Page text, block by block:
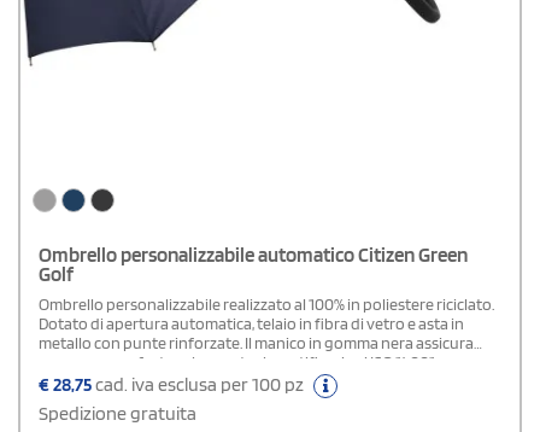
Ombrello personalizzabile automatico Citizen Green
Golf
Ombrello personalizzabile realizzato al 100% in poliestere riciclato.
Dotato di apertura automatica, telaio in fibra di vetro e asta in
metallo con punte rinforzate. Il manico in gomma nera assicura
una presa confortevole, mentre le certificazioni ISO 14001,
EcoVadis Platinum ed ETIKEKO® ne valorizzano l’impegno
ambientale e sociale. Prodotto in Europa. Dimensioni: Ø 100 x H 83
cm.
€28,75cad. iva esclusa per 100 pz
Spedizione gratuita